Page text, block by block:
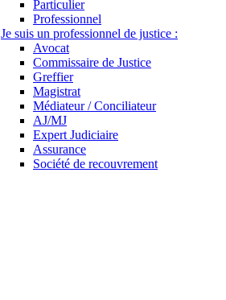
Particulier
Professionnel
Je suis un professionnel de justice :
Avocat
Commissaire de Justice
Greffier
Magistrat
Médiateur / Conciliateur
AJ/MJ
Expert Judiciaire
Assurance
Société de recouvrement